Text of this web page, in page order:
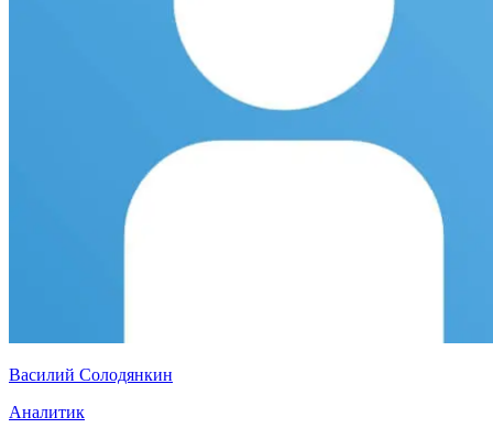
Василий Солодянкин
Аналитик